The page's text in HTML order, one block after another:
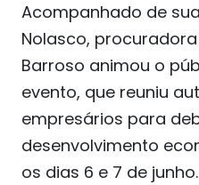
Acompanhado de
Nolasco,
Barroso animou o
evento, que reuniu
empresários para
desenvolvimento
os dias 6 e 7 de junho.